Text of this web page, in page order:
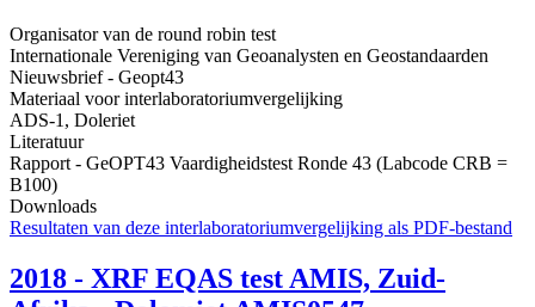
Organisator van de round robin test
Internationale Vereniging van Geoanalysten en Geostandaarden
Nieuwsbrief - Geopt43
Materiaal voor interlaboratoriumvergelijking
ADS-1, Doleriet
Literatuur
Rapport - GeOPT43 Vaardigheidstest Ronde 43 (Labcode CRB =
B100)
Downloads
Resultaten van deze interlaboratoriumvergelijking als PDF-bestand
2018 - XRF EQAS test AMIS, Zuid-